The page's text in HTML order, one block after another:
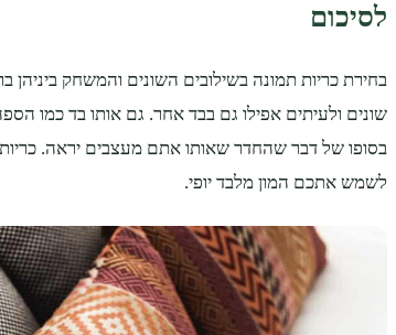
לסיכום
בחירת כריות תמונה בשילובים השונים והמשחק ביניהן
שונים ולעיתים אפילו גם בבד אחר. גם אותו בד כמו
בסופו של דבר שהחדר שאותו אתם מעצבים יראה. כריות
לשמש אתכם המון מלבד יופי.